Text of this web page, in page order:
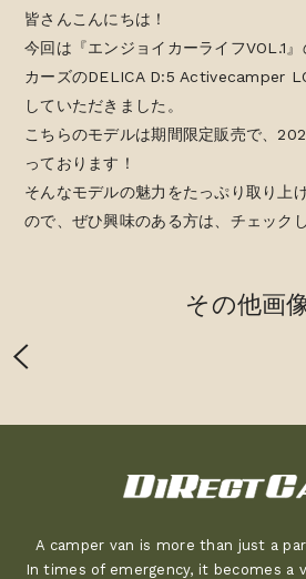
皆さんこんにちは！
今回は『エンジョイカーライフVOL.1
カーズのDELICA D:5 Activecamper
していただきました。
こちらのモデルは期間限定販売で、
っております！
そんなモデルの魅力をたっぷり取り上
ので、ぜひ興味のある方は、チェック
その他画
A camper van is more than just a
In times of emergency, it becomes